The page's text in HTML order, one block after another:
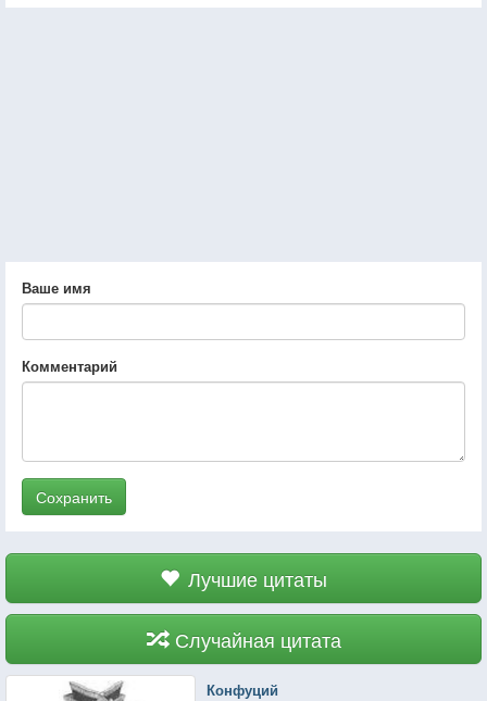
Ваше имя
Комментарий
Сохранить
Лучшие цитаты
Случайная цитата
Конфуций